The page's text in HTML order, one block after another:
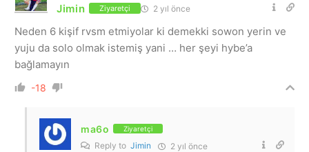
Jimin Ziyaretçi 2 yıl önce
Neden 6 kişif rvsm etmiyolar ki demekki sowon yerin ve
yuju da solo olmak istemiş yani … her şeyi hybe’a
bağlamayın
-18
ma6o Ziyaretçi
Reply to Jimin 2 yıl önce